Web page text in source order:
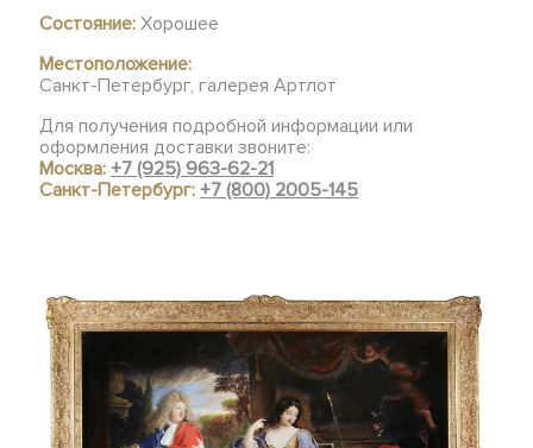
Состояние: Хорошее
Местоположение:
Санкт-Петербург, галерея Артлот
Для получения подробной информации или
оформления доставки звоните:
Москва:+7 (925) 963-62-21
Санкт-Петербург:+7 (800) 2005-145